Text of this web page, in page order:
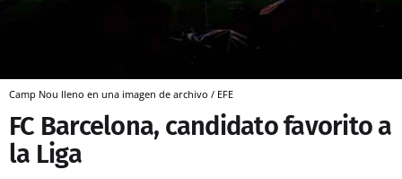
Camp Nou lleno en una imagen de archivo / EFE
FC Barcelona, candidato favorito a
la Liga